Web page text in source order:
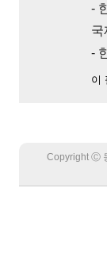
-
국
-
이
Copyright Ⓒ